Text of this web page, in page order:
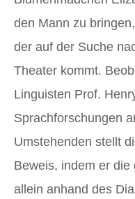
den Mann zu
der auf der Suche
Theater kommt.
Linguisten Prof.
Sprachforschungen
Umstehenden stellt
Beweis, indem er
allein anhand des